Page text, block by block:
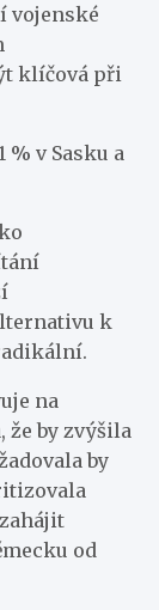
vojenské
klíčová při
v Sasku a
k
na
že by zvýšila
by
od